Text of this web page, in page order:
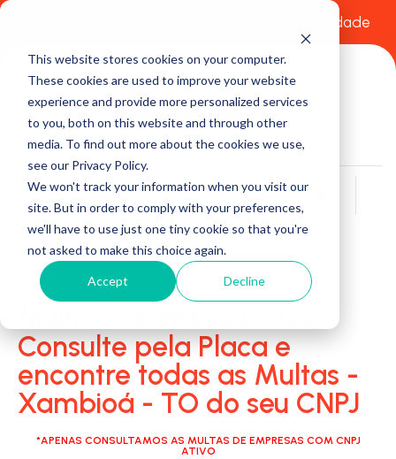
This website stores cookies on your computer.
These cookies are used to improve your website
experience and provide more personalized services
to you, both on this website and through other
media. To find out more about the cookies we use,
see our Privacy Policy.
We won't track your information when you visit our
site. But in order to comply with your preferences,
we'll have to use just one tiny cookie so that you're
not asked to make this choice again.
Accept Decline
Política de Privacidade
Buscar
Consulte pela Placa e
encontre todas as Multas -
Xambioá - TO do seu CNPJ
*APENAS CONSULTAMOS AS MULTAS DE EMPRESAS COM CNPJ
ATIVO